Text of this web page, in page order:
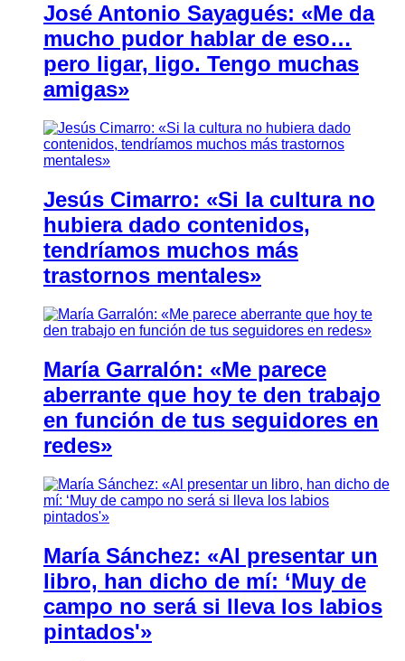
José Antonio Sayagués: «Me da
mucho pudor hablar de eso…
pero ligar, ligo. Tengo muchas
amigas»
Jesús Cimarro: «Si la cultura no
hubiera dado contenidos,
tendríamos muchos más
trastornos mentales»
María Garralón: «Me parece
aberrante que hoy te den trabajo
en función de tus seguidores en
redes»
María Sánchez: «Al presentar un
libro, han dicho de mí: ‘Muy de
campo no será si lleva los labios
pintados'»